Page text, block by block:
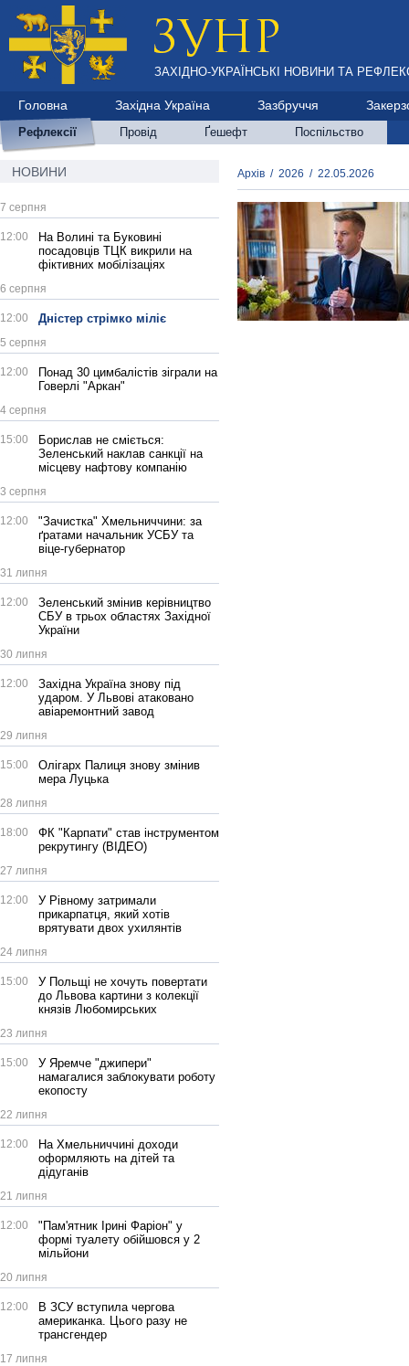
ЗАХІДНО-УКРАЇНСЬКІ НОВИНИ ТА
Головна Західна Україна Зазбруччя
Рефлексії Провід Ґешефт Поспільство
НОВИНИ
7 серпня
12:00
На Волині та Буковині
посадовців ТЦК викрили на
фіктивних мобілізаціях
6 серпня
12:00 Дністер стрімко міліє
5 серпня
12:00
Понад 30 цимбалістів зіграли на
Говерлі "Аркан"
4 серпня
15:00
Борислав не сміється:
Зеленський наклав санкції на
місцеву нафтову компанію
3 серпня
12:00
"Зачистка" Хмельниччини: за
ґратами начальник УСБУ та
віце-губернатор
31 липня
12:00
Зеленський змінив керівництво
СБУ в трьох областях Західної
України
30 липня
12:00
Західна Україна знову під
ударом. У Львові атаковано
авіаремонтний завод
29 липня
15:00
Олігарх Палиця знову змінив
мера Луцька
28 липня
18:00
ФК "Карпати" став інструментом
рекрутингу (ВІДЕО)
27 липня
12:00
У Рівному затримали
прикарпатця, який хотів
врятувати двох ухилянтів
24 липня
15:00
У Польщі не хочуть повертати
до Львова картини з колекції
князів Любомирських
23 липня
15:00
У Яремче "джипери"
намагалися заблокувати роботу
екопосту
22 липня
12:00
На Хмельниччині доходи
оформляють на дітей та
дідуганів
21 липня
12:00
"Пам'ятник Ірині Фаріон" у
формі туалету обійшовся у 2
мільйони
20 липня
12:00
В ЗСУ вступила чергова
американка. Цього разу не
трансгендер
17 липня
Архів / 2026 / 22.05.2026